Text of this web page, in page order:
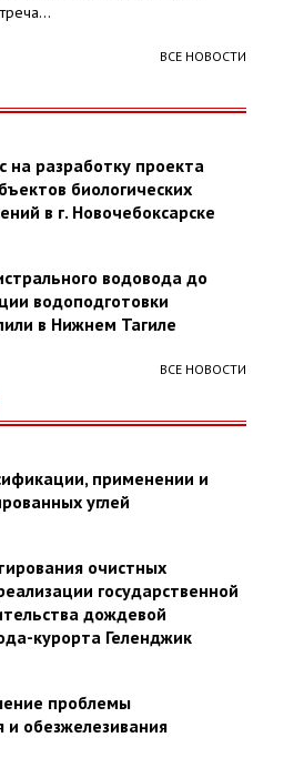
ВСЕ НОВОСТИ
на разработку проекта
биологических
в г. Новочебоксарске
водовода до
водоподготовки
в Нижнем Тагиле
ВСЕ НОВОСТИ
применении и
углей
очистных
государственной
дождевой
курорта Геленджик
проблемы
и обезжелезивания